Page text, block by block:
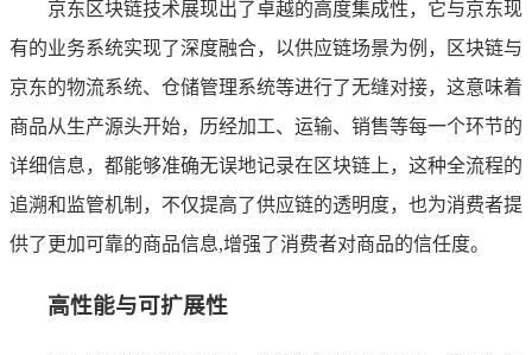
京东区块链技术展现出了卓越的高度集成性，它与京东现
有的业务系统实现了深度融合，以供应链场景为例，区块链与
京东的物流系统、仓储管理系统等进行了无缝对接，这意味着
商品从生产源头开始，历经加工、运输、销售等每一个环节的
详细信息，都能够准确无误地记录在区块链上，这种全流程的
追溯和监管机制，不仅提高了供应链的透明度，也为消费者提
供了更加可靠的商品信息,增强了消费者对商品的信任度。
高性能与可扩展性